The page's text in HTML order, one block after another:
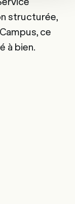
structurée,
ce
à bien.